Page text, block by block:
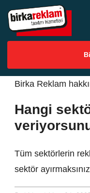
Skip
content
Uygulama Örnekleri
SSS
Bilgi Merkezi
Birka Reklam
Hangi
Tüm sektörlerin
sektör